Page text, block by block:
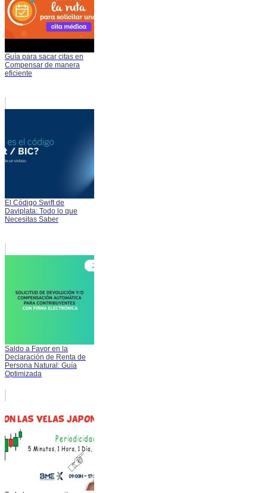
Guía para sacar citas en
Compensar de manera
eficiente
El Código Swift de
Daviplata: Todo lo que
Necesitas Saber
Saldo a Favor en la
Declaración de Renta de
Persona Natural: Guía
Optimizada